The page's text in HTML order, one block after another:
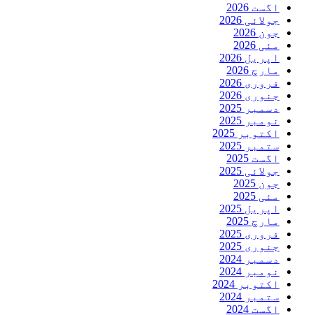
اگست 2026
جولائی 2026
جون 2026
مئی 2026
اپریل 2026
مارچ 2026
فروری 2026
جنوری 2026
دسمبر 2025
نومبر 2025
اکتوبر 2025
ستمبر 2025
اگست 2025
جولائی 2025
جون 2025
مئی 2025
اپریل 2025
مارچ 2025
فروری 2025
جنوری 2025
دسمبر 2024
نومبر 2024
اکتوبر 2024
ستمبر 2024
اگست 2024